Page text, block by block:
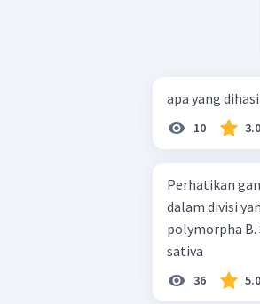
apa yang
10 3.0
Perhatikan
dalam divisi
polymorpha B.
sativa
36 5.0